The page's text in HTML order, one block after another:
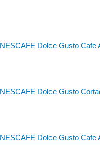
Dolce Gusto Cafe
Dolce Gusto
Dolce Gusto Cafe